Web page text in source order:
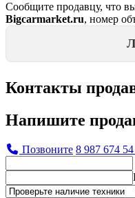
Сообщите продавцу, что
Bigcarmarket.ru, номер
Контакты
Напишите
Позвоните 8 987 674